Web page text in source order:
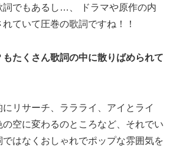
詞でもあるし…、 ドラマや原作の内
ていて圧巻の歌詞ですね！！
たくさん歌詞の中に散りばめられて
リサーチ、ララライ、アイとライ
の空に変わるのところなど、それでい
はなくおしゃれでポップな雰囲気を